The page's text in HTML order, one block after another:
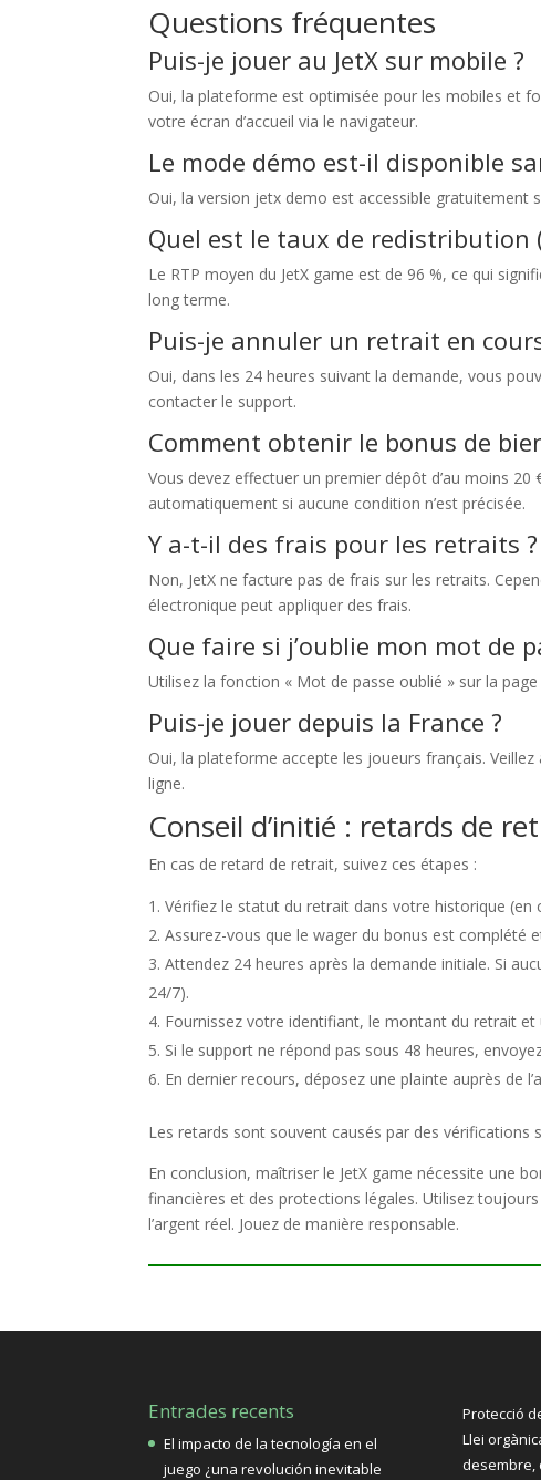
Questions fréquentes
Puis-je jouer au JetX sur mobile ?
Oui, la plateforme est optimisée pour les mobiles et
votre écran d’accueil via le navigateur.
Le mode démo est-il disponible
Oui, la version jetx demo est accessible gratuitement
Quel est le taux de redistribution
Le RTP moyen du JetX game est de 96 %, ce qui
long terme.
Puis-je annuler un retrait en
Oui, dans les 24 heures suivant la demande, vous
contacter le support.
Comment obtenir le bonus de
Vous devez effectuer un premier dépôt d’au moins
automatiquement si aucune condition n’est précisée.
Y a-t-il des frais pour les retraits ?
Non, JetX ne facture pas de frais sur les retraits.
électronique peut appliquer des frais.
Que faire si j’oublie mon mot de
Utilisez la fonction « Mot de passe oublié » sur la
Puis-je jouer depuis la France ?
Oui, la plateforme accepte les joueurs français.
ligne.
Conseil d’initié : retards de
En cas de retard de retrait, suivez ces étapes :
Vérifiez le statut du retrait dans votre historique (en
Assurez-vous que le wager du bonus est complété
Attendez 24 heures après la demande initiale. Si
24/7).
Fournissez votre identifiant, le montant du retrait et
Si le support ne répond pas sous 48 heures,
En dernier recours, déposez une plainte auprès de
Les retards sont souvent causés par des
En conclusion, maîtriser le JetX game nécessite une
financières et des protections légales. Utilisez
l’argent réel. Jouez de manière responsable.
Entrades recents
El impacto de la tecnología en el
juego ¿una revolución inevitable
Protecció
Llei
desembre,